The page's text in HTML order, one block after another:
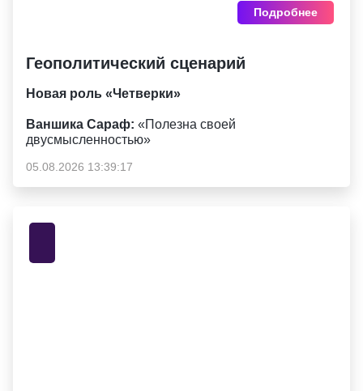
Подробнее
Геополитический сценарий
Новая роль «Четверки»
Ваншика Сараф: «Полезна своей
двусмысленностью»
05.08.2026 13:39:17